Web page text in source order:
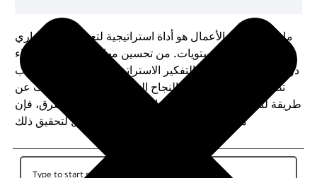
ماجستير إدارة الأعمال هو أداة استراتيجية لتعزيز الأداء الإداري
على جميع المستويات. من تحسين مهارات القيادة إلى بناء
التفكير الاستراتيجي وإدارة التغيير، يلعب MBA دورًا أساسيًا في
تطوير الإداريين وتحقيق النجاح المؤسسي. إذا كنت تبحث عن
طريقة لتحسين أدائك المهني وبناء مستقبل وظيفي مشرق، فإن
ماجستير إدارة الأعمال هو الخيار الأمثل لتحقيق ذلك